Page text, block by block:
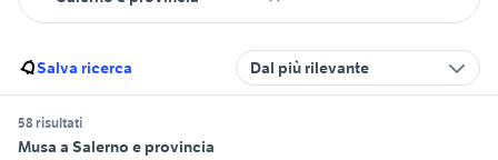
Salva ricerca Dal più rilevante
58 risultati
Musa a Salerno e provincia